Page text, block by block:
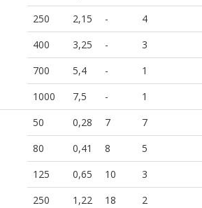
250
2,15 - 4
400
3,25 - 3
700
5,4 - 1
1000
7,5 - 1
50 0,28 7 7
80
0,41 8 5
125
0,65 10 3
250
1,22 18 2